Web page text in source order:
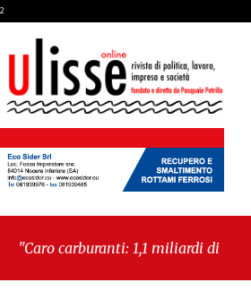
carburanti: 1,1 miliardi di euro in